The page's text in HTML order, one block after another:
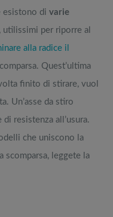
esistono di varie
per riporre al
alla radice il
Quest’ultima
finito di stirare, vuol
Un’asse da stiro
resistenza all’usura.
che uniscono la
scomparsa, leggete la